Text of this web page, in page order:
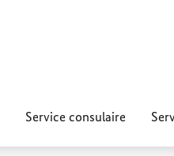
Service consulaire